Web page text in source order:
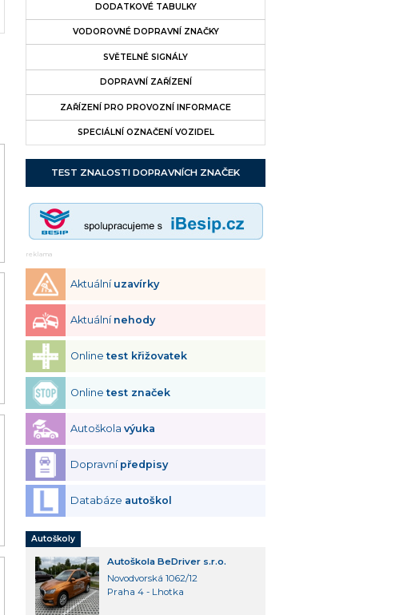
DODATKOVÉ TABULKY
VODOROVNÉ DOPRAVNÍ ZNAČKY
SVĚTELNÉ SIGNÁLY
DOPRAVNÍ ZAŘÍZENÍ
ZAŘÍZENÍ PRO PROVOZNÍ INFORMACE
SPECIÁLNÍ OZNAČENÍ VOZIDEL
TEST ZNALOSTI DOPRAVNÍCH ZNAČEK
reklama
Aktuální uzavírky
Aktuální nehody
Onlinetest křižovatek
Onlinetest značek
Autoškolavýuka
Dopravní předpisy
Databáze autoškol
Autoškoly
Autoškola BeDriver s.r.o.
Novodvorská 1062/12
Praha 4 - Lhotka